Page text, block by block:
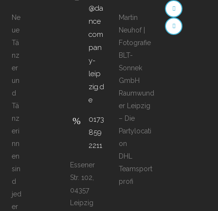
Ne
ue
Tä
nz
er
un
d
Tä
nz
eri
nn
en
sin
d
jed
er
@da
nce
com
pan
y-
leip
zig.d
e
0173
859
2211
Essener
Str. 102,
04357
Leipzig
Martin
Neuhof |
Fotografie
BLT-
Sonnek
GmbH
Raumwund
er Leipzig
– Die
Partylocati
on
DHL
Teamsport
profi